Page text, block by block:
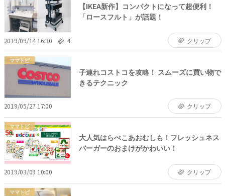
【IKEA新作】コンパクトになって超便利！
「ロースフルト」が話題！
2019/09/14 16:30 4 クリップ
ママトピ
子連れコストコを攻略！ スムーズに買い物で
きるテクニック
2019/05/27 17:00 クリップ
ママトピ
大人気はらぺこあおむしも！フレッシュネス
バーガーのおまけがかわいい！
2019/03/09 10:00 クリップ
ママトピ